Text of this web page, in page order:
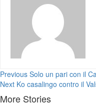
Continue
Reading
Previous Solo un pari con il
Next Ko casalingo contro il
More Stories